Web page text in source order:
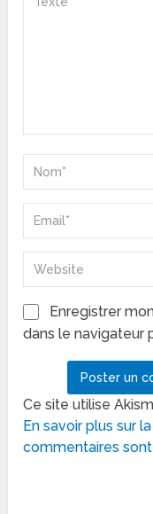
Enregistrer
dans le navigateur
Ce site utilise
En savoir plus sur
commentaires